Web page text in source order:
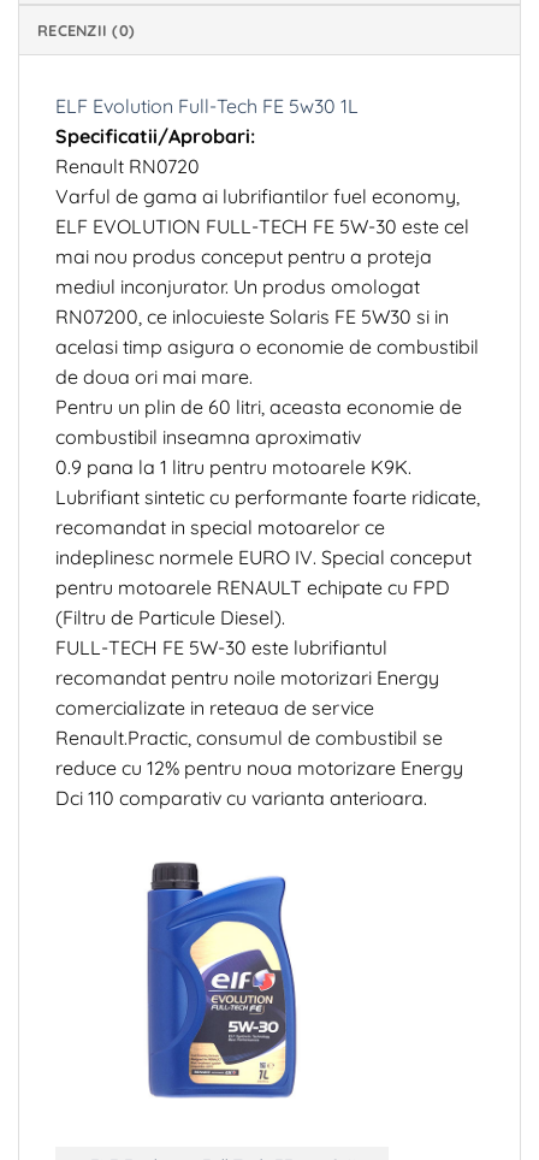
RECENZII (0)
ELF Evolution Full-Tech FE 5w30 1L
Specificatii/Aprobari:
Renault RN0720
Varful de gama ai lubrifiantilor fuel economy,
ELF EVOLUTION FULL-TECH FE 5W-30 este cel
mai nou produs conceput pentru a proteja
mediul inconjurator. Un produs omologat
RN07200, ce inlocuieste Solaris FE 5W30 si in
acelasi timp asigura o economie de combustibil
de doua ori mai mare.
Pentru un plin de 60 litri, aceasta economie de
combustibil inseamna aproximativ
0.9 pana la 1 litru pentru motoarele K9K.
Lubrifiant sintetic cu performante foarte ridicate,
recomandat in special motoarelor ce
indeplinesc normele EURO IV. Special conceput
pentru motoarele RENAULT echipate cu FPD
(Filtru de Particule Diesel).
FULL-TECH FE 5W-30 este lubrifiantul
recomandat pentru noile motorizari Energy
comercializate in reteaua de service
Renault.Practic, consumul de combustibil se
reduce cu 12% pentru noua motorizare Energy
Dci 110 comparativ cu varianta anterioara.